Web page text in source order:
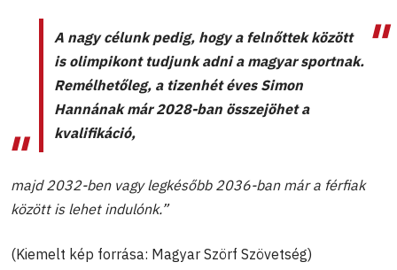
A nagy célunk pedig, hogy a felnőttek között
is olimpikont tudjunk adni a magyar sportnak.
Remélhetőleg, a tizenhét éves Simon
Hannának már 2028-ban összejöhet a
kvalifikáció,
majd 2032-ben vagy legkésőbb 2036-ban már a férfiak
között is lehet indulónk.”
(Kiemelt kép forrása: Magyar Szörf Szövetség)